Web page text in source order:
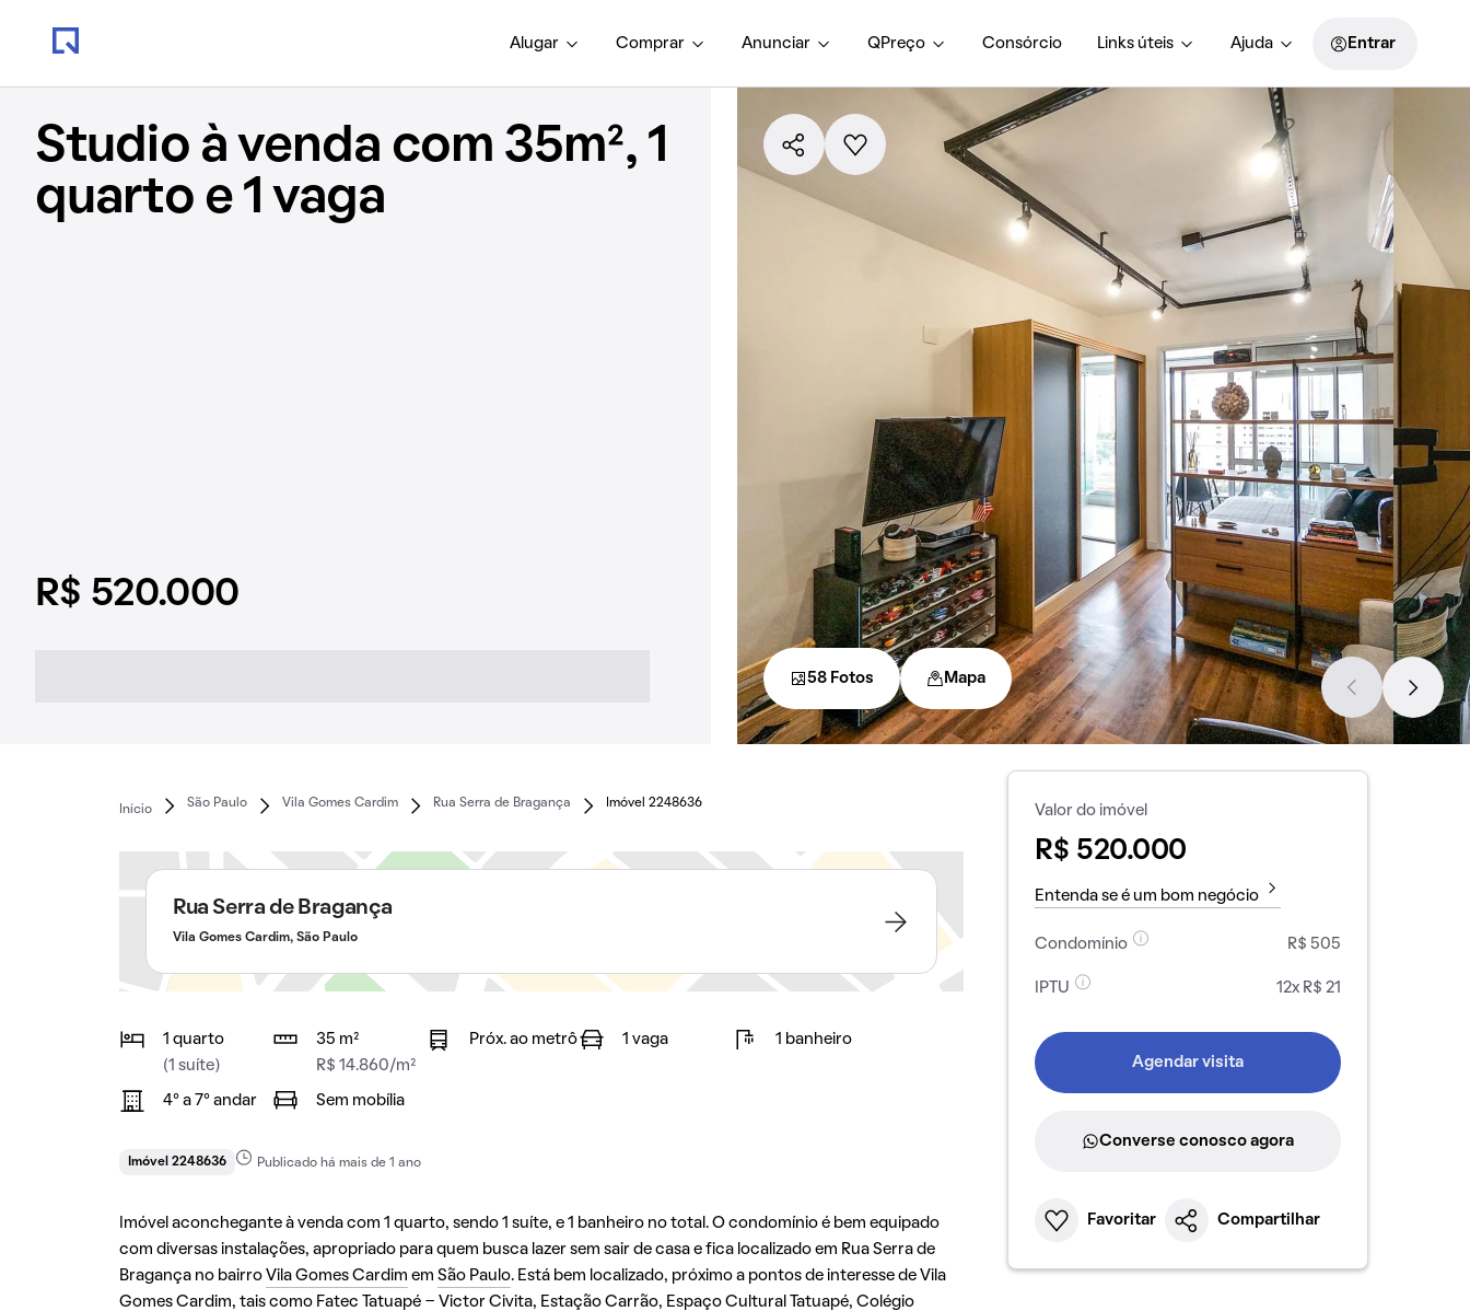
Alugar Comprar Anunciar QPreço Consórcio Links úteis Ajuda Entrar
Studio à venda com 35m², 1
quarto e 1 vaga
R$ 520.000
58 Fotos Mapa
Início
São Paulo Vila Gomes Cardim Rua Serra de Bragança Imóvel 2248636
Rua Serra de Bragança
Vila Gomes Cardim, São Paulo
1 quarto
(1 suíte)
35 m²
R$ 14.860/m²
Próx. ao metrô 1 vaga 1 banheiro
4° a 7° andar Sem mobília
Imóvel 2248636 Publicado há mais de 1 ano
Imóvel aconchegante à venda com 1 quarto, sendo 1 suíte, e 1 banheiro no total. O condomínio é bem equipado
com diversas instalações, apropriado para quem busca lazer sem sair de casa e fica localizado em Rua Serra de
Bragança no bairro Vila Gomes Cardim em São Paulo. Está bem localizado, próximo a pontos de interesse de Vila
Gomes Cardim, tais como Fatec Tatuapé - Victor Civita, Estação Carrão, Espaço Cultural Tatuapé, Colégio
Valor do imóvel
R$ 520.000
Entenda se é um bom negócio
Condomínio R$ 505
IPTU 12x R$ 21
Agendar visita
Converse conosco agora
Favoritar Compartilhar